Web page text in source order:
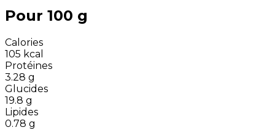
Pour 100 g
Calories
105 kcal
Protéines
3.28 g
Glucides
19.8 g
Lipides
0.78 g